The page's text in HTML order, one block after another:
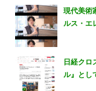
現代美術
ルス・エ
日経クロ
ル』とし